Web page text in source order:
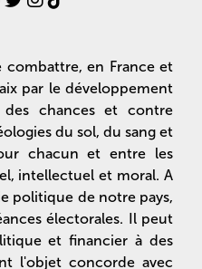
en France et
par le développement
chances et contre
du sol, du sang et
chacun et entre les
intellectuel et moral. A
politique de notre pays,
électorales. Il peut
et financier à des
l'objet concorde avec